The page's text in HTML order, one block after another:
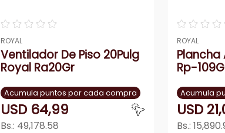
☆☆☆☆☆
ROYAL
Ventilador De Piso 20Pulg
Royal Ra20Gr
Acumula puntos por cada compra
USD 64,99
Bs.: 49,178.58
☆☆☆☆
ROYAL
Plancha
Rp-109G
Acumula
USD 21,
Bs.: